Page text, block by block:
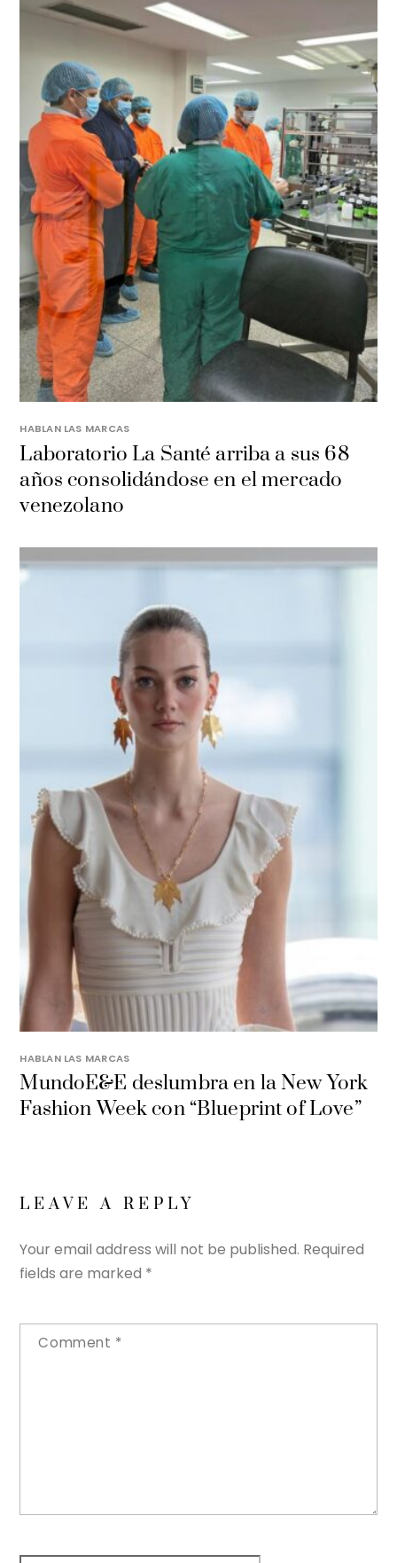
HABLAN LAS MARCAS
Laboratorio La Santé arriba a sus 68
años consolidándose en el mercado
venezolano
HABLAN LAS MARCAS
MundoE&E deslumbra en la New York
Fashion Week con “Blueprint of Love”
LEAVE A REPLY
Your email address will not be published. Required
fields are marked *
Comment *